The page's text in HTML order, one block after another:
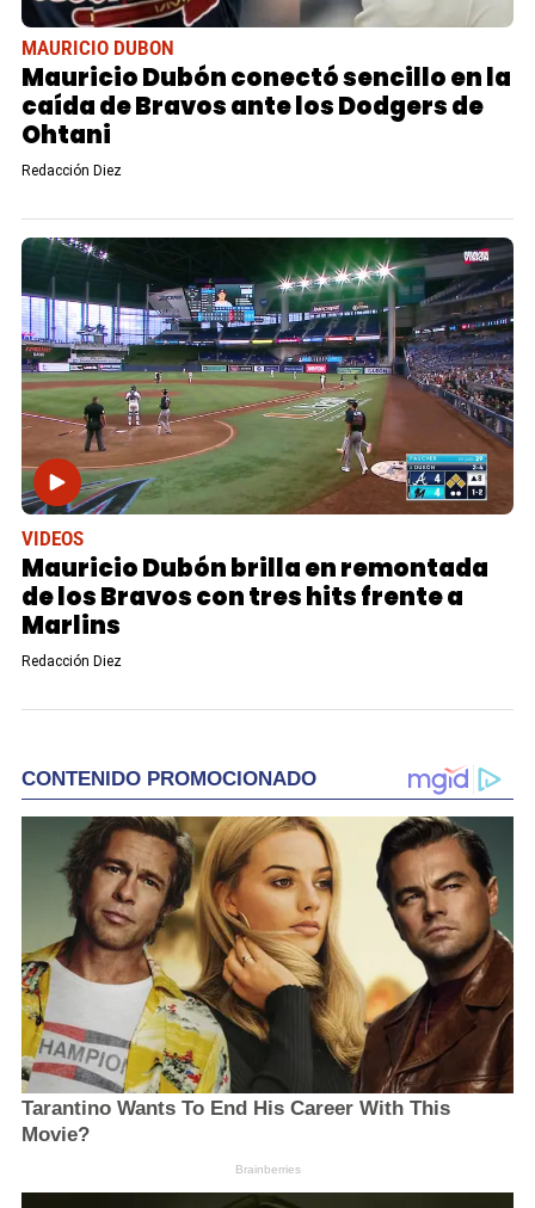
MAURICIO DUBON
Mauricio Dubón conectó sencillo en la
caída de Bravos ante los Dodgers de
Ohtani
Redacción Diez
VIDEOS
Mauricio Dubón brilla en remontada
de los Bravos con tres hits frente a
Marlins
Redacción Diez